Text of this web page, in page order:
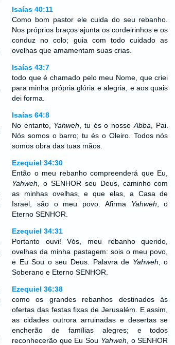
Isaías 40:11
Como bom pastor ele cuida do seu rebanho.
Nos próprios braços ajunta os cordeirinhos e os
conduz no colo; guia com todo cuidado as
ovelhas que amamentam suas crias.
Isaías 43:7
todo que é chamado pelo meu Nome, que criei
para minha própria glória e alegria, e aos quais
dei forma.
Isaías 64:8
No entanto, Yahweh , tu és o nosso Abba , Pai.
Nós somos o barro; tu és o Oleiro. Todos nós
somos obra das tuas mãos.
Ezequiel 34:30
Então o meu rebanho compreenderá que Eu,
Yahweh , o SENHOR seu Deus, caminho com
as minhas ovelhas, e que elas, a Casa de
Israel, são o meu povo. Afirma Yahweh , o
Eterno SENHOR.
Ezequiel 34:31
Portanto ouvi! Vós, meu rebanho querido,
ovelhas da minha pastagem: sois o meu povo,
e Eu Sou o seu Deus. Palavra de Yahweh , o
Soberano e Eterno SENHOR.
Ezequiel 36:38
como os grandes rebanhos destinados às
ofertas das festas fixas de Jerusalém. E assim,
as cidades outrora arruinadas e desertas se
encherão de famílias alegres; e todos
reconhecerão que Eu Sou Yahweh , o SENHOR